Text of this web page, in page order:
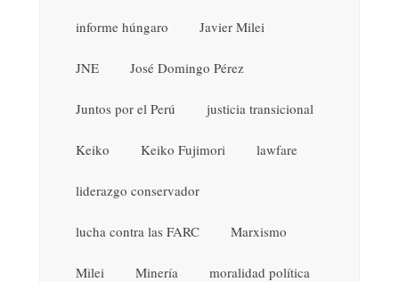
informe húngaro Javier Milei
JNE José Domingo Pérez
Juntos por el Perú justicia transicional
Keiko Keiko Fujimori lawfare
liderazgo conservador
lucha contra las FARC Marxismo
Milei Minería moralidad política